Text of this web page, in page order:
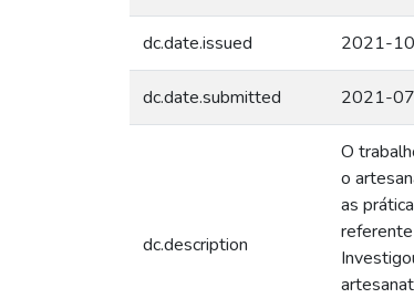
dc.date.issued 2021-
dc.date.submitted 2021-
dc.description
O
o
as